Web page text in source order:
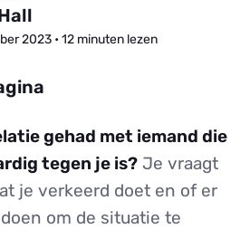
2023 • 12 minuten lezen
gehad met iemand die
tegen je is? Je vraagt
je verkeerd doet en of er
om de situatie te